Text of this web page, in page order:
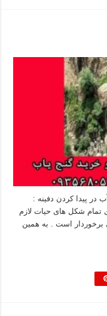
در پیدا کردن دفینه :
تمام شکل های حیات لازم
برخوردار است . به همین